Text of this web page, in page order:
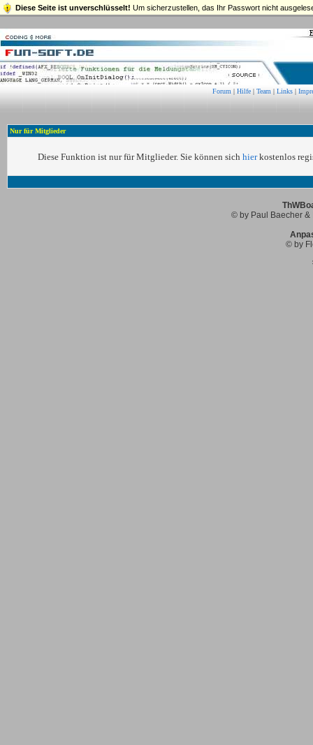
Diese Seite ist unverschlüsselt! Um sicherzustellen, das Ihr Passwort nicht
Forum | Hilfe | Team | Links |
Nur für Mitglieder
Diese Funktion ist nur für Mitglieder. Sie können sich hierkostenlos
© by Paul Baecher &
© by